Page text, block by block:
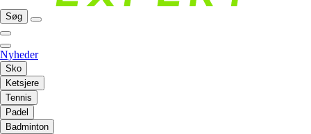
Søg
Nyheder
Sko
Ketsjere
Tennis
Padel
Badminton